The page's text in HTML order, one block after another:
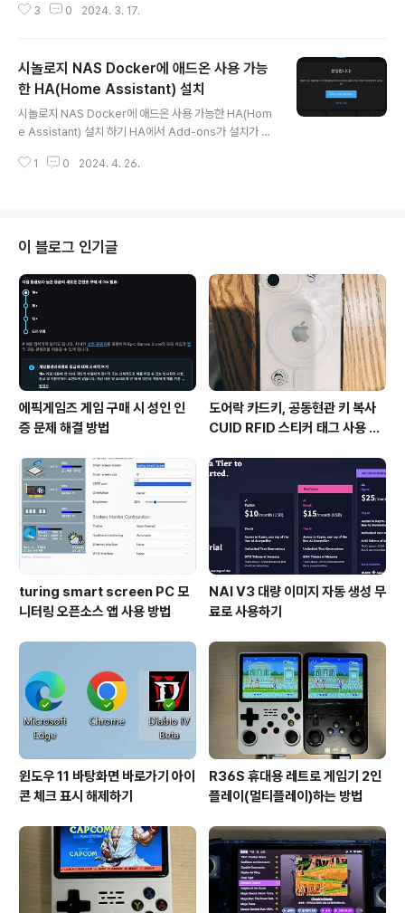
용할 수 있다. 공기질이 안 좋으면 앱에서 알람이 오니 평상
설치해주어야 한다. 이 드라이버를 엣지드라이버라고 하는
하기 위해서는 초대 링크가 필요하다. 초대 링크는 아래 참
고 https://blog.naver.com/2kiu/223008069748
스마트싱스 엣지드라이버 관련 채널 정보 #스마트싱스 #
엣지채널 #EdgeDriver #edge #Smartthings #엣지
드라이버 초대 링크(invitation link)를 ... blog.naver.c
om 시하스 제품 엣지드라이버 초대 링크 h..
3 0 2024. 3. 17.
시놀로지 NAS Docker에 애드온 사용 가능
한 HA(Home Assistant) 설치
시놀로지 NAS Docker에 애드온 사용 가능한 HA(Hom
e Assistant) 설치 하기 HA에서 Add-ons가 설치가 되
ised로 설치해야 애드온 사용이 가능하다. 나스를 운용중
어서vmm을 사용할 수 없음 -.-;;(Brtfs로 포맷 안할걸 후
회할 줄이야..) 그래서 Docker 방식으로 HA Core와 Su
pervised를 설치했다.docker/homeassistant 폴더
를 만들어주고 첨부 파일 두개를 넣어준다. Container M
anag..
1 0 2024. 4. 26.
이 블로그 인기글
에픽게임즈 게임 구매 시 성인 인
증 문제 해결 방법
도어락 카드키, 공동현관 키 복사
CUID RFID 스티커 태그 사용 방
turing smart screen PC 모
니터링 오픈소스 앱 사용 방법
NAI V3 대량 이미지 자동 생성 무
료로 사용하기
윈도우 11 바탕화면 바로가기 아이
콘 체크 표시 해제하기
R36S 휴대용 레트로 게임기 2인
플레이(멀티플레이)하는 방법